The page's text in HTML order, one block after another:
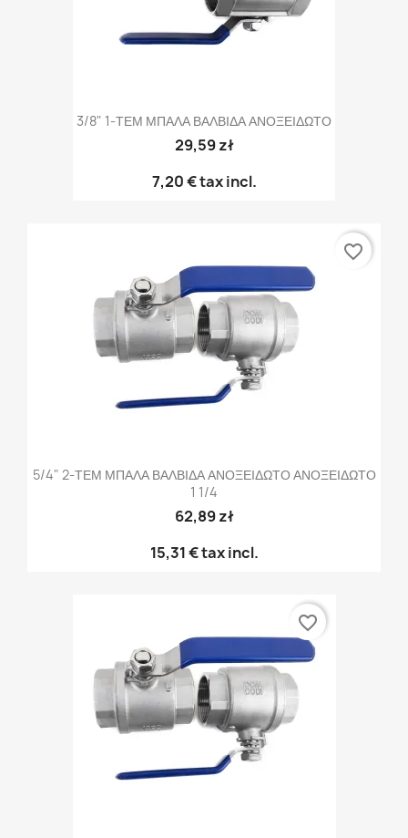
3/8" 1-ΤΕΜ ΜΠΑΛΑ ΒΑΛΒΙΔΑ ΑΝΟΞΕΙΔΩΤΟ
29,59 zł
7,20 €tax incl.
5/4" 2-ΤΕΜ ΜΠΑΛΑ ΒΑΛΒΙΔΑ ΑΝΟΞΕΙΔΩΤΟ ΑΝΟΞΕΙΔΩΤΟ
1 1/4
62,89 zł
15,31 €tax incl.
favorite_border
favorite_border